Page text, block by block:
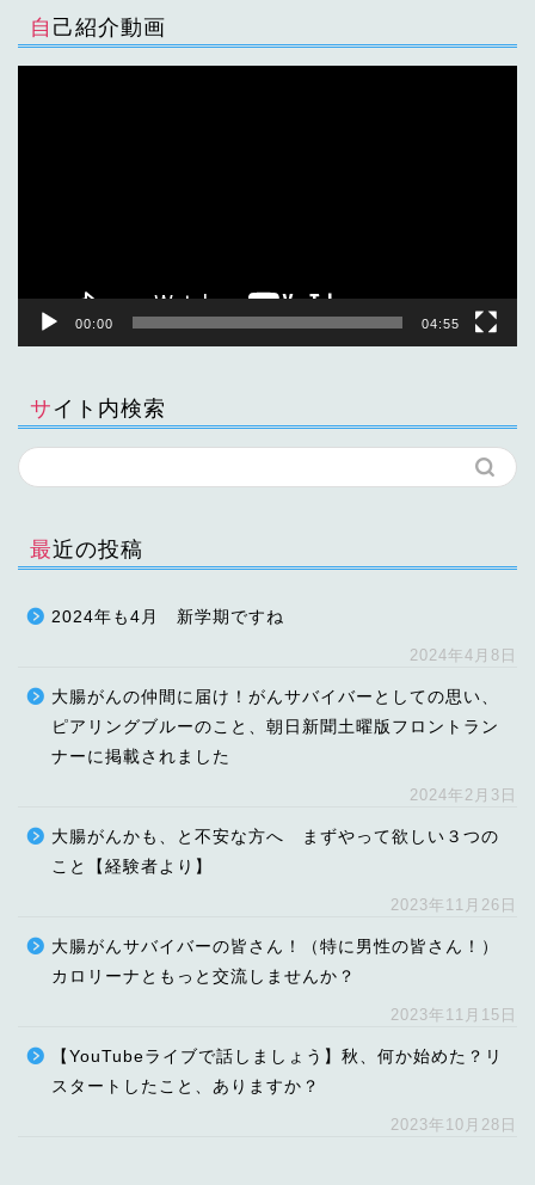
自己紹介動画
00:00 04:55
サイト内検索
最近の投稿
2024年も4月 新学期ですね
2024年4月8日
大腸がんの仲間に届け！がんサバイバーとしての思い、
ピアリングブルーのこと、朝日新聞土曜版フロントラン
ナーに掲載されました
2024年2月3日
大腸がんかも、と不安な方へ まずやって欲しい３つの
こと【経験者より】
2023年11月26日
大腸がんサバイバーの皆さん！（特に男性の皆さん！）
カロリーナともっと交流しませんか？
2023年11月15日
【YouTubeライブで話しましょう】秋、何か始めた？リ
スタートしたこと、ありますか？
2023年10月28日